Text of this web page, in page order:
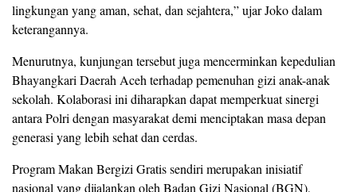
lingkungan yangaman, sehat, dan sejahtera,”ujarJokodalam
keterangannya.
Menurutnya, kunjungan tersebutjuga mencerminkan kepedulian
Bhayangkari Daerah Aceh terhadappemenuhan gizi anak-anak
sekolah. Kolaborasi ini diharapkan dapatmemperkuatsinergi
antara Polri dengan masyarakatdemi menciptakan masa depan
generasi yanglebih sehatdan cerdas.
ProgramMakan Bergizi Gratissendiri merupakan inisiatif
nasional yangdijalankan oleh Badan Gizi Nasional (BGN),